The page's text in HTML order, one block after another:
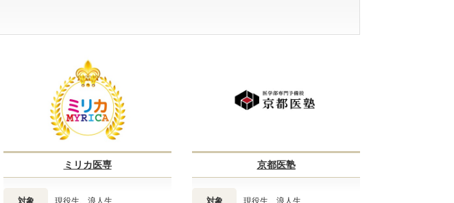
ミリカ医専
対象 現役生、浪人生
京都医塾
対象 現役生、浪人生